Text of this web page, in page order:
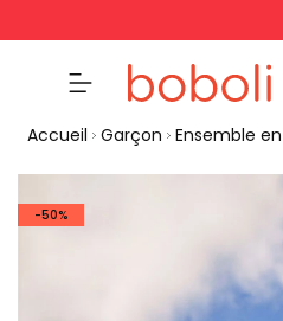
Accueil Garçon Ensemble
-50%